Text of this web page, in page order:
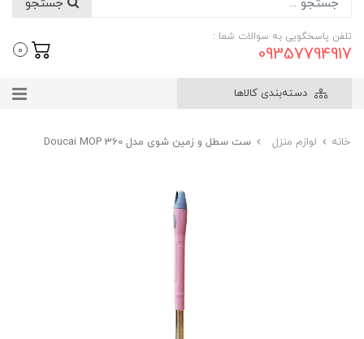
تلفن پاسخگویی به سوالات شما :
09357794917
0
دسته‌بندی کالاها
خانه لوازم منزل ست سطل و زمین شوی مدل Doucai MOP 360